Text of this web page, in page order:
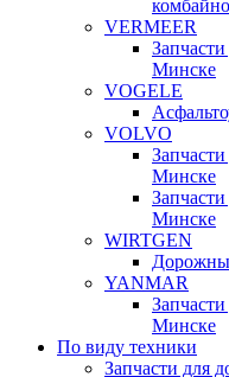
VERMEER
Минске
VOGELE
VOLVO
Минске
Минске
WIRTGEN
YANMAR
Минске
По виду техники
Запчасти для